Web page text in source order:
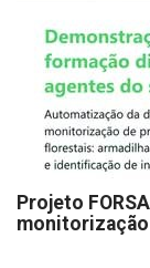
Projeto